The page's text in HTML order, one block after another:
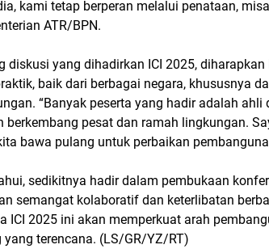
kami tetap berperan melalui penataan,
ATR/BPN.
diskusi yang dihadirkan ICI 2025,
baik dari berbagai negara, khususnya
“Banyak peserta yang hadir adalah
berkembang pesat dan ramah lingkungan.
bawa pulang untuk perbaikan
sedikitnya hadir dalam pembukaan
semangat kolaboratif dan keterlibatan
ICI 2025 ini akan memperkuat arah
yang terencana. (LS/GR/YZ/RT)